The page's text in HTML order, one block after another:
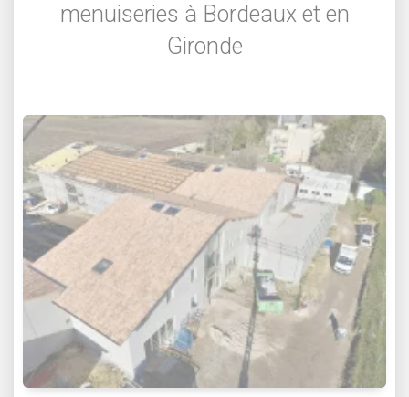
menuiseries à Bordeaux et en
Gironde